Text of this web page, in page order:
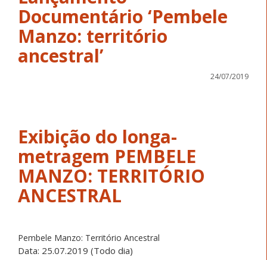
Documentário ‘Pembele
Manzo: território
ancestral’
24/07/2019
Exibição do longa-
metragem PEMBELE
MANZO: TERRITÓRIO
ANCESTRAL
Pembele Manzo: Território Ancestral
Data: 25.07.2019 (Todo dia)